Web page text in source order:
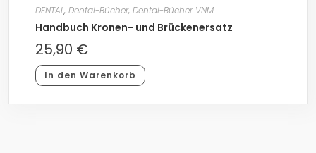
DENTAL, Dental-Bücher, Dental-Bücher VNM
Handbuch Kronen- und Brückenersatz
25,90 €
In den Warenkorb